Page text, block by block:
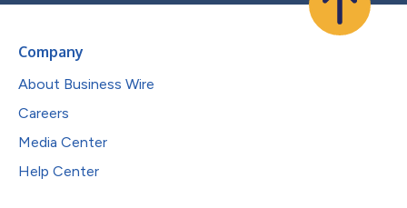
Company
About Business Wire
Careers
Media Center
Help Center